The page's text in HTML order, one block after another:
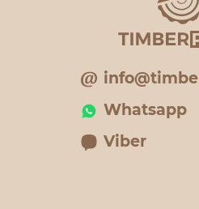
Whatsapp
Viber